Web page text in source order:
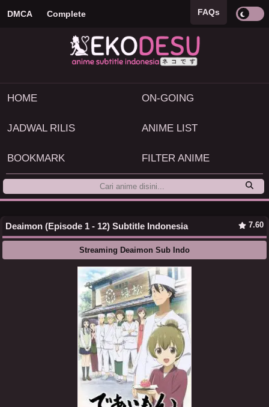
DMCA Complete FAQs
HOME ON-GOING
JADWAL RILIS ANIME LIST
BOOKMARK FILTER ANIME
Deaimon (Episode 1 - 12) Subtitle Indonesia 7.60
Streaming Deaimon Sub Indo